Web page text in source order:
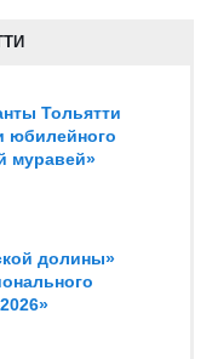
Тольятти
юбилейного
муравей»
долины»